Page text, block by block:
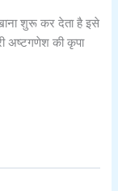
शुरू कर देता है इसे
अष्टगणेश की कृपा